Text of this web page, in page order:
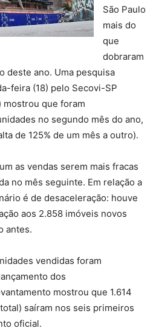
São Paulo
mais do
que
dobraram
deste ano. Uma pesquisa
feira (18) pelo Secovi-SP
mostrou que foram
no segundo mês do ano,
de 125% de um mês a outro).
as vendas serem mais fracas
no mês seguinte. Em relação a
é de desaceleração: houve
aos 2.858 imóveis novos
antes.
vendidas foram
dos
mostrou que 1.614
saíram nos seis primeiros
oficial.